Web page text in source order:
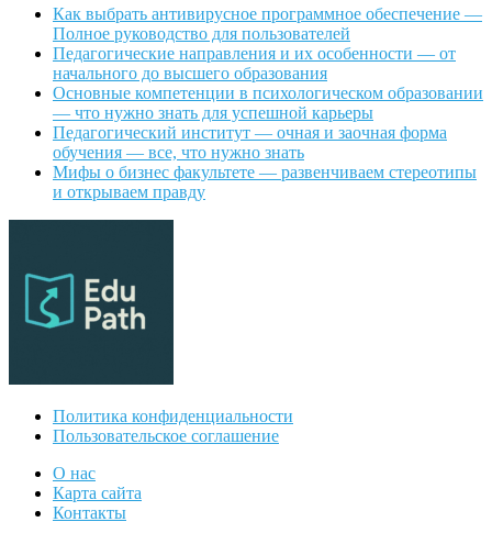
Как выбрать антивирусное программное обеспечение —
Полное руководство для пользователей
Педагогические направления и их особенности — от
начального до высшего образования
Основные компетенции в психологическом образовании
— что нужно знать для успешной карьеры
Педагогический институт — очная и заочная форма
обучения — все, что нужно знать
Мифы о бизнес факультете — развенчиваем стереотипы
и открываем правду
Политика конфиденциальности
Пользовательское соглашение
О нас
Карта сайта
Контакты